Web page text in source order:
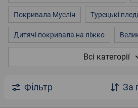
Покривала Муслін Турецькі
Дитячі покривала на ліжко
Покривала на двоспальне ліжко
Всі категорії
Фільтр За